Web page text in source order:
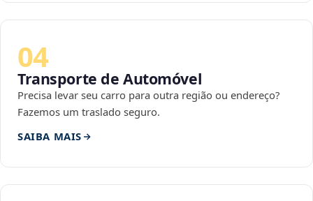
04
Transporte de Automóvel
Precisa levar seu carro para outra região ou endereço?
Fazemos um traslado seguro.
SAIBA MAIS